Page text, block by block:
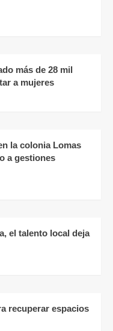
más de 28 mil
a mujeres
la colonia Lomas
a gestiones
el talento local deja
recuperar espacios